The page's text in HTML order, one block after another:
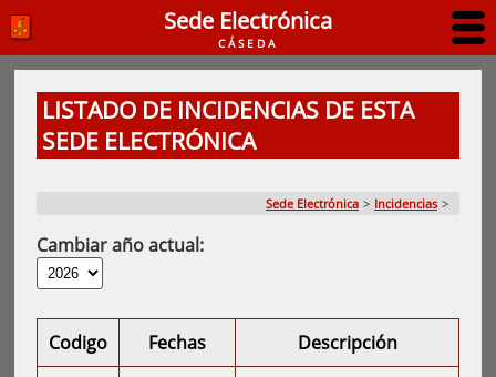
Sede Electrónica
CÁSEDA
LISTADO DE INCIDENCIAS DE ESTA
SEDE ELECTRÓNICA
Sede Electrónica > Incidencias >
Cambiar año actual:
Codigo Fechas
Descripción